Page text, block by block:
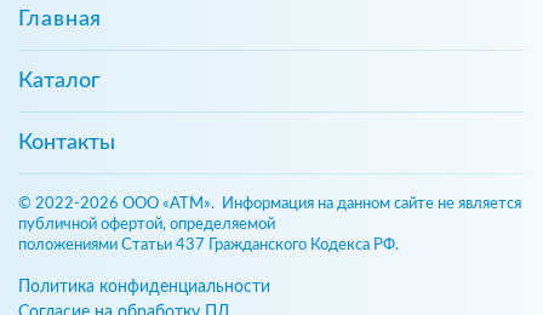
Главная
Каталог
Контакты
© 2022-2026 ООО «АТМ». Информация на данном сайте не является
публичной офертой, определяемой
положениями Статьи 437 Гражданского Кодекса РФ.
Политика конфиденциальности